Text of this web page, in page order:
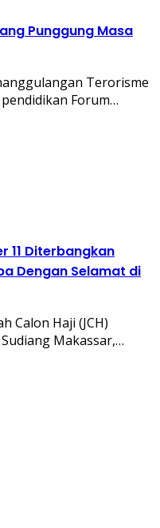
Punggung Masa
Terorisme
Forum…
11 Diterbangkan
Dengan Selamat di
Calon Haji (JCH)
Makassar,…